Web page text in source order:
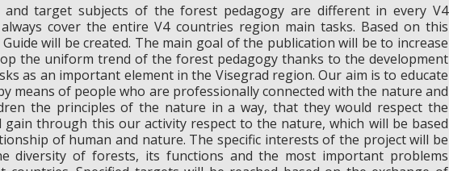
and target subjects of the forest pedagogy are different in every V4
cover the entire V4 countries region main tasks. Based on this
will be created. The main goal of the publication will be to increase
the uniform trend of the forest pedagogy thanks to the development
as an important element in the Visegrad region. Our aim is to educate
means of people who are professionally connected with the nature and
the principles of the nature in a way, that they would respect the
gain through this our activity respect to the nature, which will be based
of human and nature. The specific interests of the project will be
diversity of forests, its functions and the most important problems